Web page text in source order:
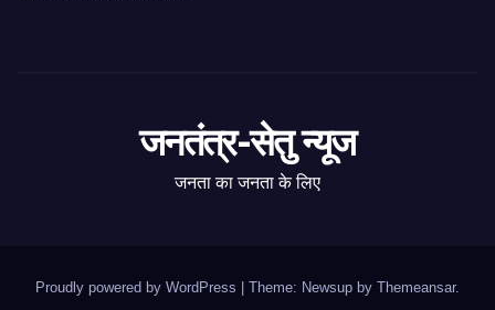
जनतंत्र-सेतु न्यूज
जनता का जनता के लिए
Proudly powered by WordPress Theme: Newsup by Themeansar.